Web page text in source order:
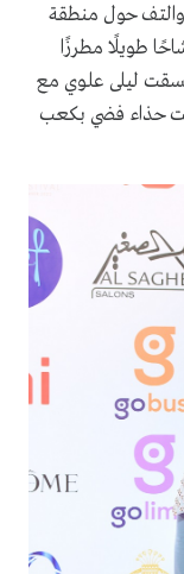
والتف حول منطقة
طويلًا مطرزًا
ليلى علوي مع
حذاء فضي بكعب